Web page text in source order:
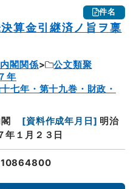
件名
算金引継済ノ旨ヲ稟
閣関係
公文類聚
年
七年・第十九巻・財政・
[資料作成年月日 ] 明治
年１月２３日